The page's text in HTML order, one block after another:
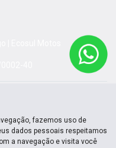
fazemos uso de
dados pessoais respeitamos
a navegação e visita você